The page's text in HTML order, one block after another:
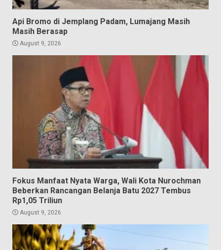
Api Bromo di Jemplang Padam, Lumajang Masih
Masih Berasap
August 9, 2026
Fokus Manfaat Nyata Warga, Wali Kota Nurochman
Beberkan Rancangan Belanja Batu 2027 Tembus
Rp1,05 Triliun
August 9, 2026